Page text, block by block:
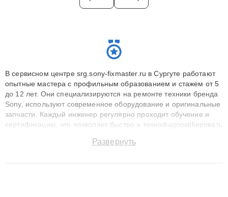
В сервисном центре srg.sony-fixmaster.ru в Сургуте работают
опытные мастера с профильным образованием и стажем от 5
до 12 лет. Они специализируются на ремонте техники бренда
Sony, используют современное оборудование и оригинальные
запчасти. Каждый инженер регулярно проходит обучение и
сертификацию, что позволяет быстро и точноdiagnostikировать
до 3 лет. Наши мастера решают сложные случаи: от замены
Развернуть